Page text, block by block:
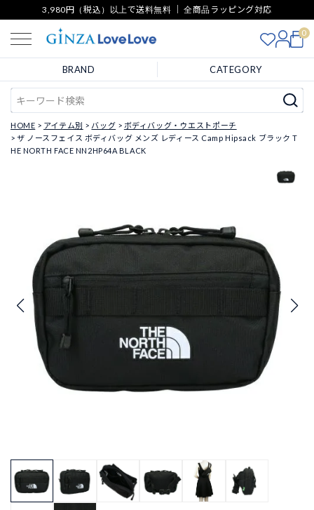
3,980円（税込）以上で送料無料 ｜ 全商品ラッピング対応
0
BRAND CATEGORY
HOME アイテム別 バッグ
ボディバッグ・ウエストポーチ
ザ ノースフェイス ボディバッグ メンズ レディース Camp Hipsack ブラック T
HE NORTH FACE NN2HP64A BLACK